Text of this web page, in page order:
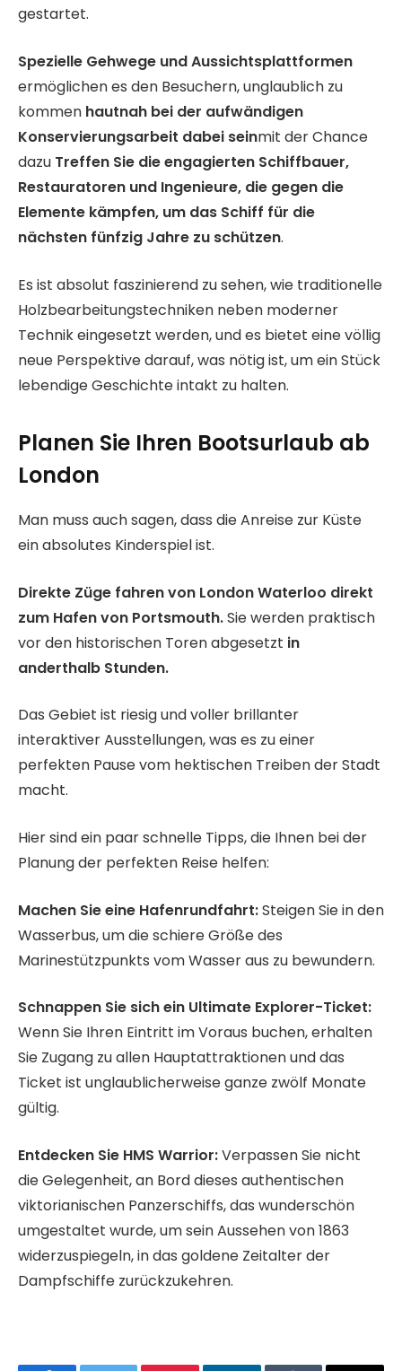
gestartet.
Spezielle Gehwege und Aussichtsplattformen
ermöglichen es den Besuchern, unglaublich zu
kommen hautnah bei der aufwändigen
Konservierungsarbeit dabei seinmit der Chance
dazu Treffen Sie die engagierten Schiffbauer,
Restauratoren und Ingenieure, die gegen die
Elemente kämpfen, um das Schiff für die
nächsten fünfzig Jahre zu schützen.
Es ist absolut faszinierend zu sehen, wie traditionelle
Holzbearbeitungstechniken neben moderner
Technik eingesetzt werden, und es bietet eine völlig
neue Perspektive darauf, was nötig ist, um ein Stück
lebendige Geschichte intakt zu halten.
Planen Sie Ihren Bootsurlaub ab
London
Man muss auch sagen, dass die Anreise zur Küste
ein absolutes Kinderspiel ist.
Direkte Züge fahren von London Waterloo direkt
zum Hafen von Portsmouth.Sie werden praktisch
vor den historischen Toren abgesetzt in
anderthalb Stunden.
Das Gebiet ist riesig und voller brillanter
interaktiver Ausstellungen, was es zu einer
perfekten Pause vom hektischen Treiben der Stadt
macht.
Hier sind ein paar schnelle Tipps, die Ihnen bei der
Planung der perfekten Reise helfen:
Machen Sie eine Hafenrundfahrt:Steigen Sie in den
Wasserbus, um die schiere Größe des
Marinestützpunkts vom Wasser aus zu bewundern.
Schnappen Sie sich ein Ultimate Explorer-Ticket:
Wenn Sie Ihren Eintritt im Voraus buchen, erhalten
Sie Zugang zu allen Hauptattraktionen und das
Ticket ist unglaublicherweise ganze zwölf Monate
gültig.
Entdecken Sie HMS Warrior:Verpassen Sie nicht
die Gelegenheit, an Bord dieses authentischen
viktorianischen Panzerschiffs, das wunderschön
umgestaltet wurde, um sein Aussehen von 1863
widerzuspiegeln, in das goldene Zeitalter der
Dampfschiffe zurückzukehren.